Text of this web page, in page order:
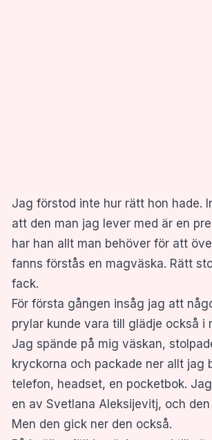
Jag förstod inte hur rätt hon hade.
att den man jag lever med är en
har han allt man behöver för att
fanns förstås en magväska. Rätt
fack.
För första gången insåg jag att
prylar kunde vara till glädje också i
Jag spände på mig väskan,
kryckorna och packade ner allt jag
telefon, headset, en pocketbok.
en av Svetlana Aleksijevitj, och
Men den gick ner den också.